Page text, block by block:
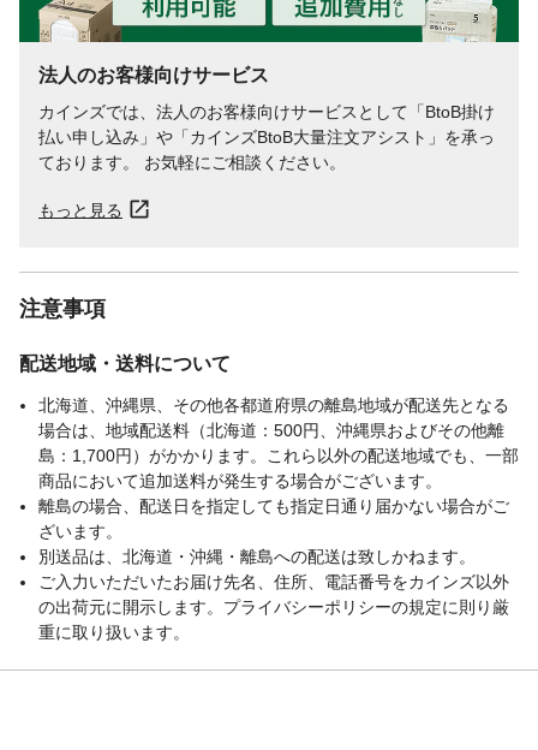
法人のお客様向けサービス
カインズでは、法人のお客様向けサービスとして「BtoB掛け
払い申し込み」や「カインズBtoB大量注文アシスト」を承っ
ております。 お気軽にご相談ください。
もっと見る
注意事項
配送地域・送料について
北海道、沖縄県、その他各都道府県の離島地域が配送先となる
場合は、地域配送料（北海道：500円、沖縄県およびその他離
島：1,700円）がかかります。これら以外の配送地域でも、一部
商品において追加送料が発生する場合がございます。
離島の場合、配送日を指定しても指定日通り届かない場合がご
ざいます。
別送品は、北海道・沖縄・離島への配送は致しかねます。
ご入力いただいたお届け先名、住所、電話番号をカインズ以外
の出荷元に開示します。プライバシーポリシーの規定に則り厳
重に取り扱います。